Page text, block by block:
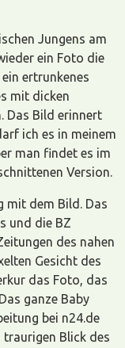
Jungens am
ein Foto die
ertrunkenes
mit dicken
Das Bild erinnert
ich es in meinem
man findet es im
Version.
mit dem Bild. Das
und die BZ
des nahen
Gesicht des
das Foto, das
ganze Baby
bei n24.de
Blick des